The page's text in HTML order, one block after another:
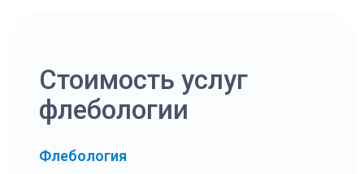
Стоимость услуг
флебологии
Флебология